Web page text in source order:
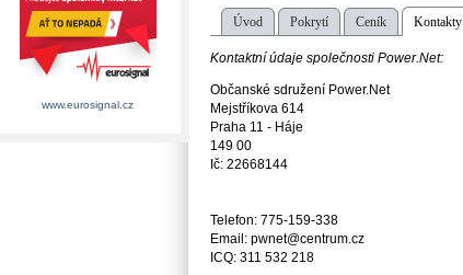
Úvod Pokrytí Ceník Kontakty
Kontaktní údaje společnosti Power.Net:
Občanské sdružení Power.Net
Mejstříkova 614
Praha 11 - Háje
149 00
Ič: 22668144
Telefon: 775-159-338
Email: pwnet@centrum.cz
ICQ: 311 532 218
www.eurosignal.cz